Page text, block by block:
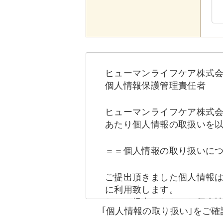
ヒューマンライフケア株式
個人情報保護管理責任者
ヒューマンライフケア株式
あたり個人情報の取扱いを
＝＝個人情報の取り扱いに
ご提出頂きました個人情報
に利用致します。
なお、提出いただいた個人
かに該当する場合は提供を
｢個人情報の取り扱い｣をご